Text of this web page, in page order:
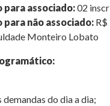
associado:02
não associado: R$
Monteiro Lobato
demandas do dia a dia;